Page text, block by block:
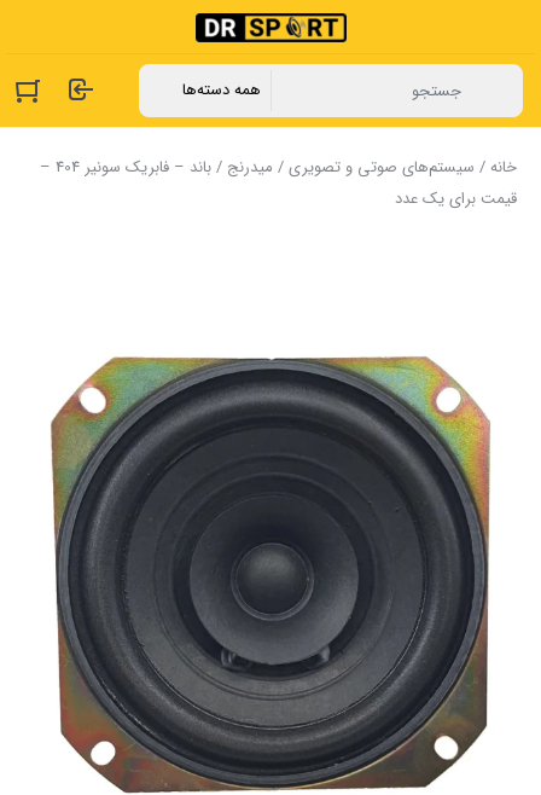
خانه/ سیستم‌های صوتی و تصویری/ میدرنج
/ باند – فابریک سونیر 404 –
قیمت برای یک عدد